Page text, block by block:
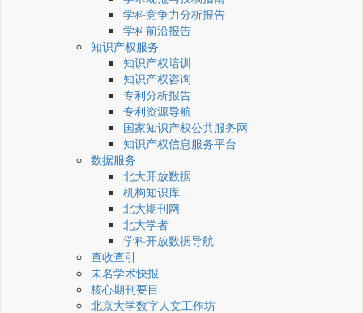
学科竞争力分析报告
学科前沿报告
知识产权服务
知识产权培训
知识产权咨询
专利分析报告
专利资源导航
国家知识产权公共服务网
知识产权信息服务平台
数据服务
北大开放数据
机构知识库
北大期刊网
北大学者
学科开放数据导航
查收查引
未名学术快报
核心期刊要目
北京大学数字人文工作坊